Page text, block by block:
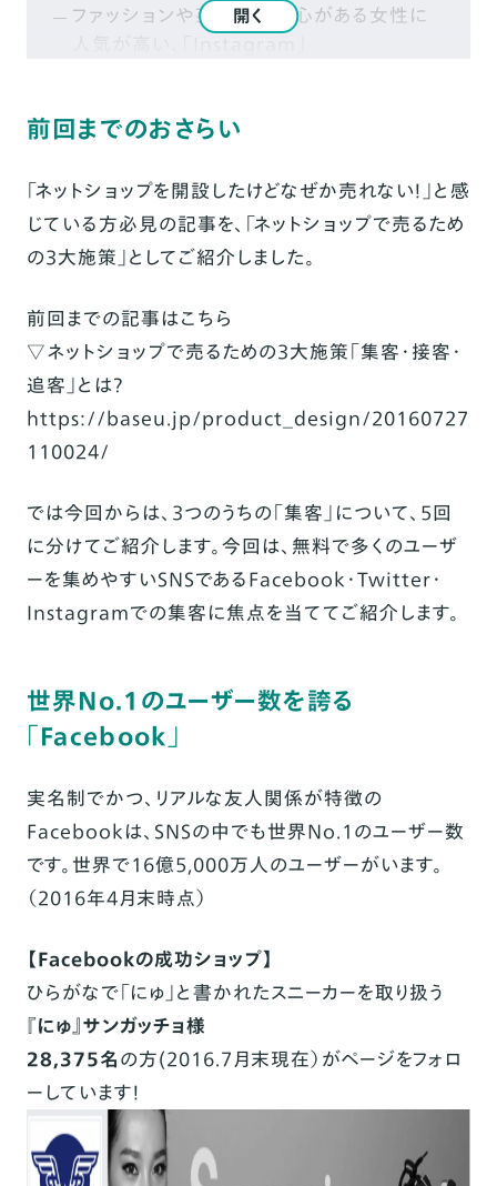
ファッションや芸能人に関心がある女性に
開く
前回までのおさらい
「ネットショップを開設したけどなぜか売れない！」と感
じている方必見の記事を、「ネットショップで売るため
の3大施策」としてご紹介しました。
前回までの記事はこちら
▽ネットショップで売るための3大施策「集客・接客・
追客」とは？
https://baseu.jp/product_design/20160727
110024/
では今回からは、3つのうちの「集客」について、5回
に分けてご紹介します。今回は、無料で多くのユーザ
ーを集めやすいSNSであるFacebook・Twitter・
Instagramでの集客に焦点を当ててご紹介します。
世界No.1のユーザー数を誇る
「Facebook」
実名制でかつ、リアルな友人関係が特徴の
Facebookは、SNSの中でも世界No.1のユーザー数
です。世界で16億5,000万人のユーザーがいます。
（2016年4月末時点）
【Facebookの成功ショップ】
ひらがなで「にゅ」と書かれたスニーカーを取り扱う
『にゅ』サンガッチョ様
28,375名の方(2016.7月末現在）がページをフォロ
ーしています！